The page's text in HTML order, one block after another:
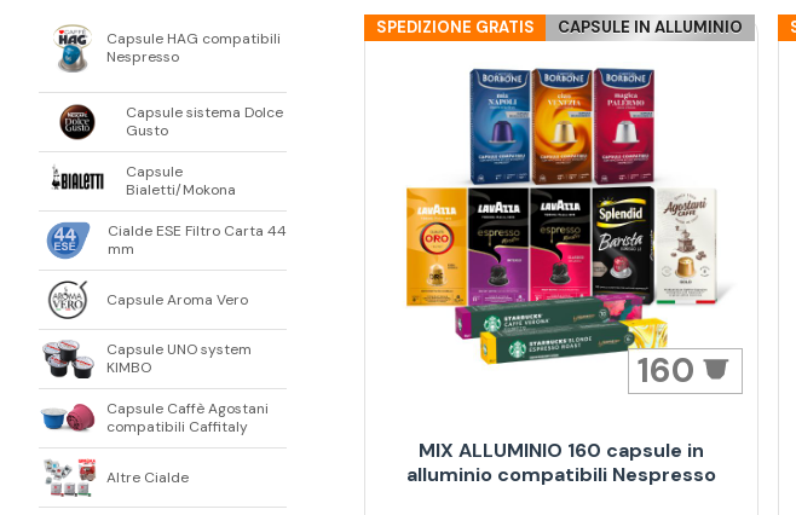
Capsule HAG compatibili
Nespresso
Capsule sistema Dolce
Gusto
Capsule
Bialetti/Mokona
Cialde ESE Filtro Carta 44
mm
Capsule Aroma Vero
Capsule UNO system
KIMBO
Capsule Caffè Agostani
compatibili Caffitaly
Altre Cialde
SPEDIZIONE GRATIS CAPSULE IN ALLUMINIO
160
MIX ALLUMINIO 160 capsule in
alluminio compatibili Nespresso